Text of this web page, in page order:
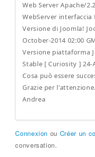
Web Server Apache/
WebServer interfaccia
Versione di Joomla!
October-2014 02:00
Versione piattaforma
Stable [ Curiosity ] 24-
Cosa può essere
Grazie per l'attenzione.
Andrea
Connexion ou Créer un
conversation.